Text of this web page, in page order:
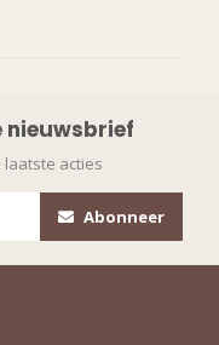
nieuwsbrief
acties
Abonneer